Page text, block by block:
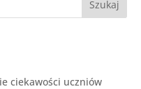
Szukaj
ciekawości uczniów